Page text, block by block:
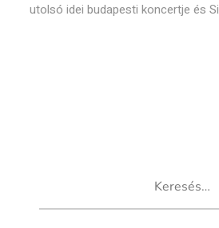
utolsó idei budapesti koncertje és